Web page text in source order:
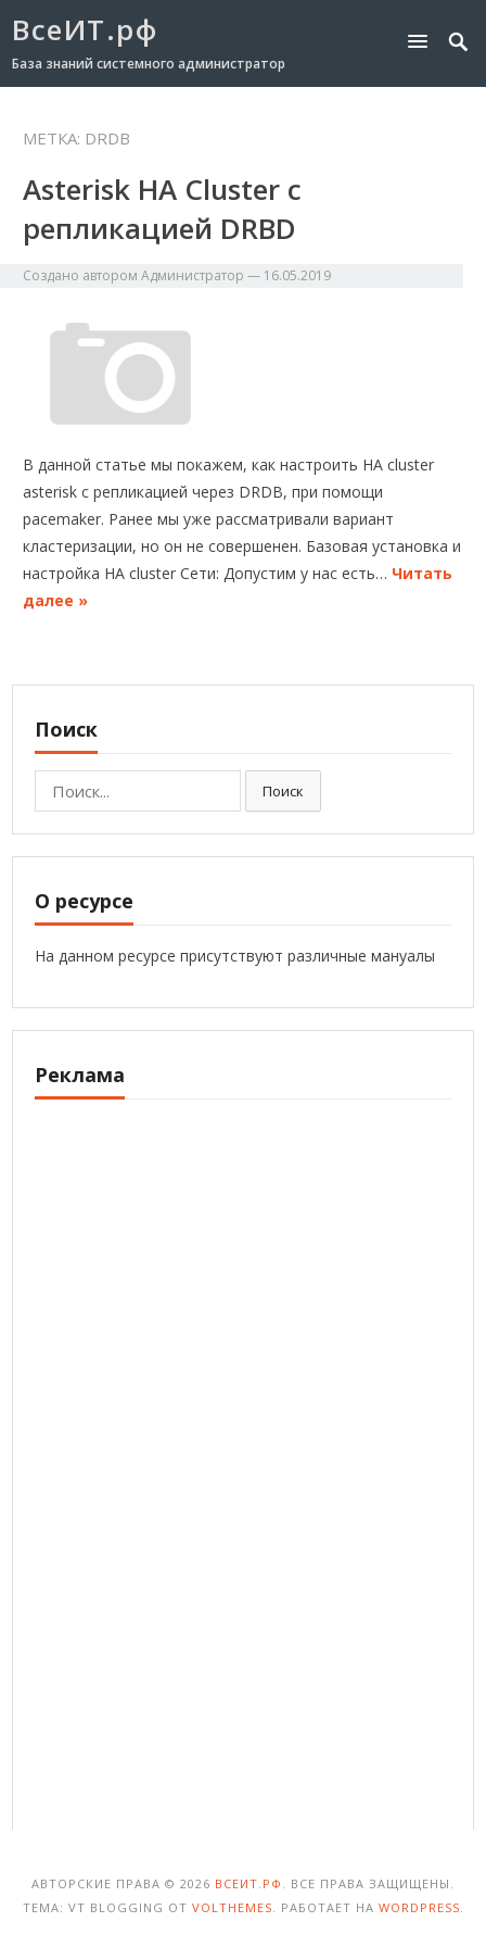
ВсеИТ.рф
База знаний системного администратор
МЕТКА: DRDB
Asterisk HA Cluster с
репликацией DRBD
Создано авторомАдминистратор — 16.05.2019
В данной статье мы покажем, как настроить HA cluster
asterisk с репликацией через DRDB, при помощи
pacemaker. Ранее мы уже рассматривали вариант
кластеризации, но он не совершенен. Базовая установка и
настройка HA cluster Сети: Допустим у нас есть… Читать
далее »
Поиск
Поиск
О ресурсе
На данном ресурсе присутствуют различные мануалы
Реклама
АВТОРСКИЕ ПРАВА © 2026 ВСЕИТ.РФ
. ВСЕ ПРАВА ЗАЩИЩЕНЫ.
ТЕМА: VT BLOGGING ОТ VOLTHEMES . РАБОТАЕТ НА WORDPRESS